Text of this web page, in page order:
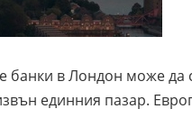
банки в Лондон може да
единния пазар.